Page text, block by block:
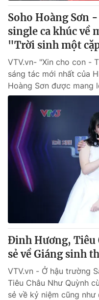
Giấy phép hoạt động báo
cấp ngày 29/12/2023
Tổng Biên tập:Vũ Thanh
Phó Tổng Biên tập:Nguyễn
Tổng đài VTV:
024.38 355
Ðiện thoại Thời báo VTV:
Email:toasoan@vtv.vn
Liên hệ quảng cáo:
024-
® Cấm sao chép dưới mọi
thuận bằng văn bản. Ghi rõ
thông tin từ website này.
Soho Hoàng Sơn
single ca khúc về
"Trời sinh một
VTV.vn- "Xin cho con -
sáng tác mới nhất của
Hoàng Sơn được mang
Đinh Hương, Tiêu
sẻ về Giáng sinh
VTV.vn - Ở hậu trường
Tiêu Châu Như Quỳnh
sẻ về kỷ niệm cũng như